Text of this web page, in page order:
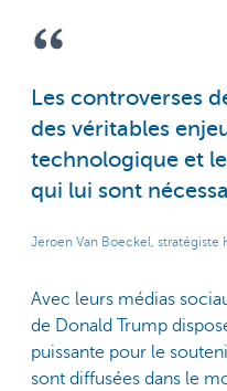
Les controverses
des véritables
technologique et
qui lui sont
Jeroen Van Boeckel, stratégiste
Avec leurs médias
de Donald Trump
puissante pour le
sont diffusées dans le